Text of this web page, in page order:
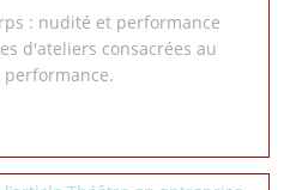
: nudité et performance
d'ateliers consacrées au